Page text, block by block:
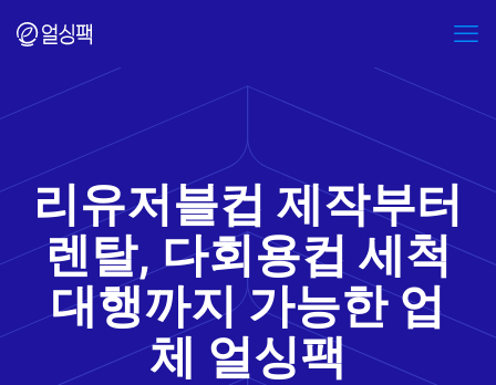
리유저블컵 제작부터
렌탈, 다회용컵 세척
대행까지 가능한 업
체 얼싱팩